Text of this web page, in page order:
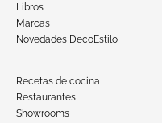
Libros
Marcas
Novedades DecoEstilo
Recetas de cocina
Restaurantes
Showrooms